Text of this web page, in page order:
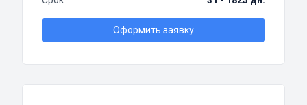
Оформить заявку